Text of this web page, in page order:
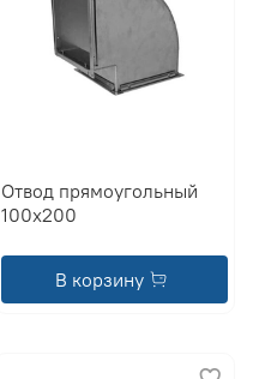
Отвод прямоугольный
100x200
В корзину